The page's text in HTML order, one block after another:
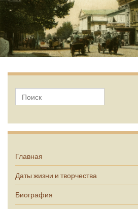
Главная
Даты жизни и творчества
Биография